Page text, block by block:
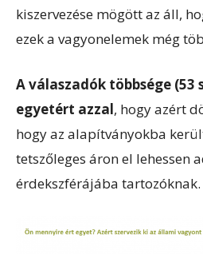
kiszervezése mögött az áll,
ezek a vagyonelemek még
A válaszadók többsége (53
egyetért azzal, hogy azért
hogy az alapítványokba
tetszőleges áron el lehessen
érdekszférájába tartozóknak.